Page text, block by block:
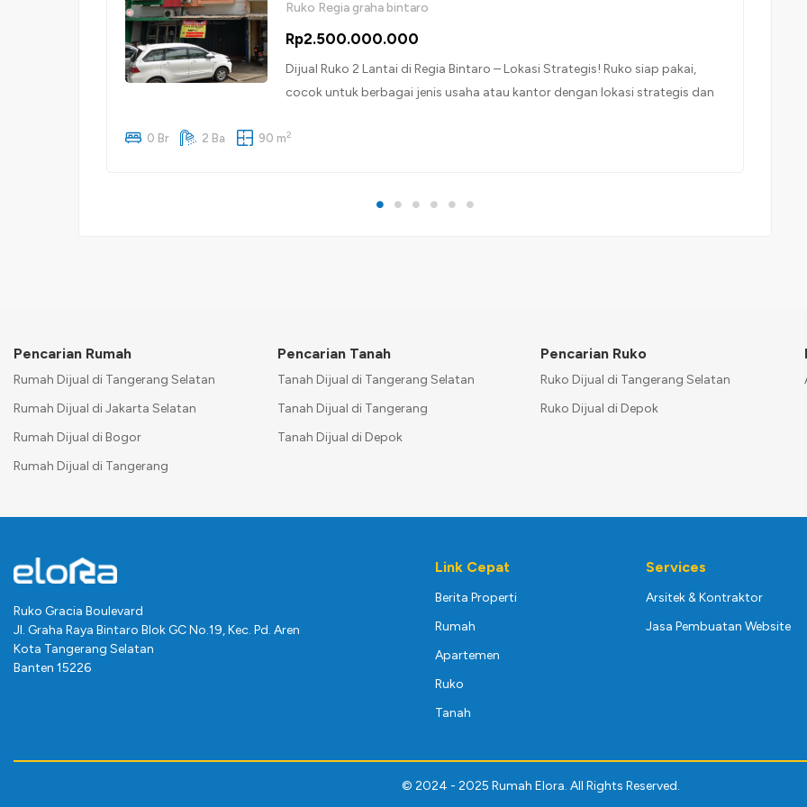
Ruko Regia graha bintaro
Rp2.500.000.000
Dijual Ruko 2 Lantai di Regia Bintaro – Lokasi Strategis! Ruko siap pakai,
cocok untuk berbagai jenis usaha atau kantor dengan lokasi strategis dan
Lantai: 2 Kamar Mandi: 2 Listrik: 4.400 watt Sertifikat: HGB #Keunggulan
0 Br 2 Ba 90 m2
Pencarian Rumah
Rumah Dijual di Tangerang Selatan
Rumah Dijual di Jakarta Selatan
Rumah Dijual di Bogor
Rumah Dijual di Tangerang
Pencarian Tanah
Tanah Dijual di Tangerang Selatan
Tanah Dijual di Tangerang
Tanah Dijual di Depok
Pencarian Ruko
Ruko Dijual di Tangerang Selatan
Ruko Dijual di Depok
Ruko Gracia Boulevard
Jl. Graha Raya Bintaro Blok GC No.19, Kec. Pd. Aren
Kota Tangerang Selatan
Banten 15226
Link Cepat
Berita Properti
Rumah
Apartemen
Ruko
Tanah
Services
Arsitek & Kontraktor
Jasa Pembuatan Website
© 2024 - 2025 Rumah Elora. All Rights Reserved.